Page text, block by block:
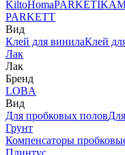
KiltoHomaPARKETIKA
PARKETT
Вид
Клей для винилаКлей
Лак
Лак
Бренд
LOBA
Вид
Для пробковых полов
Грунт
Компенсаторы
Плинтус